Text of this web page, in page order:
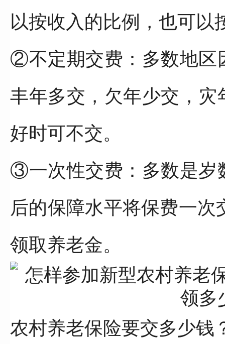
以按收入的比例，也可以
②不定期交费：多数地区
丰年多交，欠年少交，
好时可不交。
③一次性交费：多数是岁
后的保障水平将保费一
领取养老金。
农村养老保险要交多少钱